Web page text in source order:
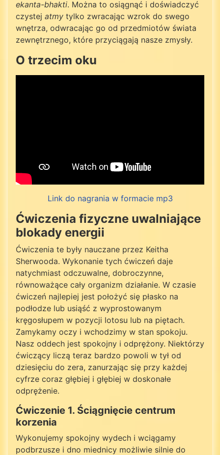
ekanta-bhakti. Można to osiągnąć i doświadczyć
czystej atmy tylko zwracając wzrok do swego
wnętrza, odwracając go od przedmiotów świata
zewnętrznego, które przyciągają nasze zmysły.
O trzecim oku
Link do nagrania w formacie mp3
Ćwiczenia fizyczne uwalniające
blokady energii
Ćwiczenia te były nauczane przez Keitha
Sherwooda. Wykonanie tych ćwiczeń daje
natychmiast odczuwalne, dobroczynne,
równoważące cały organizm działanie. W czasie
ćwiczeń najlepiej jest położyć się płasko na
podłodze lub usiąść z wyprostowanym
kręgosłupem w pozycji lotosu lub na piętach.
Zamykamy oczy i wchodzimy w stan spokoju.
Nasz oddech jest spokojny i odprężony. Niektórzy
ćwiczący liczą teraz bardzo powoli w tył od
dziesięciu do zera, zanurzając się przy każdej
cyfrze coraz głębiej i głębiej w doskonałe
odprężenie.
Ćwiczenie 1. Ściągnięcie centrum
korzenia
Wykonujemy spokojny wydech i wciągamy
podbrzusze i dno miednicy możliwie silnie do